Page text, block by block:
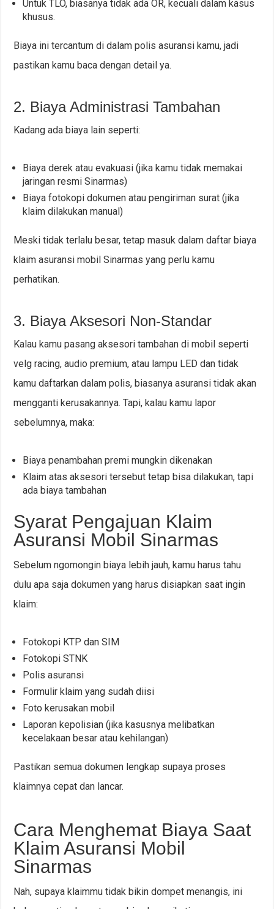
Untuk TLO, biasanya tidak ada OR, kecuali dalam kasus
khusus.
Biaya ini tercantum di dalam polis asuransi kamu, jadi
pastikan kamu baca dengan detail ya.
2. Biaya Administrasi Tambahan
Kadang ada biaya lain seperti:
Biaya derek atau evakuasi (jika kamu tidak memakai
jaringan resmi Sinarmas)
Biaya fotokopi dokumen atau pengiriman surat (jika
klaim dilakukan manual)
Meski tidak terlalu besar, tetap masuk dalam daftar biaya
klaim asuransi mobil Sinarmas yang perlu kamu
perhatikan.
3. Biaya Aksesori Non-Standar
Kalau kamu pasang aksesori tambahan di mobil seperti
velg racing, audio premium, atau lampu LED dan tidak
kamu daftarkan dalam polis, biasanya asuransi tidak akan
mengganti kerusakannya. Tapi, kalau kamu lapor
sebelumnya, maka:
Biaya penambahan premi mungkin dikenakan
Klaim atas aksesori tersebut tetap bisa dilakukan, tapi
ada biaya tambahan
Syarat Pengajuan Klaim
Asuransi Mobil Sinarmas
Sebelum ngomongin biaya lebih jauh, kamu harus tahu
dulu apa saja dokumen yang harus disiapkan saat ingin
klaim:
Fotokopi KTP dan SIM
Fotokopi STNK
Polis asuransi
Formulir klaim yang sudah diisi
Foto kerusakan mobil
Laporan kepolisian (jika kasusnya melibatkan
kecelakaan besar atau kehilangan)
Pastikan semua dokumen lengkap supaya proses
klaimnya cepat dan lancar.
Cara Menghemat Biaya Saat
Klaim Asuransi Mobil
Sinarmas
Nah, supaya klaimmu tidak bikin dompet menangis, ini